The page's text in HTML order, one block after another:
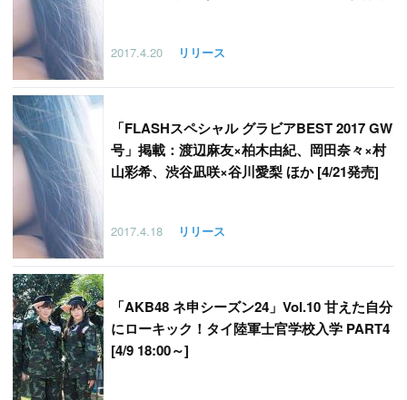
2017.4.20 リリース
「FLASHスペシャル グラビアBEST 2017 GW
号」掲載：渡辺麻友×柏木由紀、岡田奈々×村
山彩希、渋谷凪咲×谷川愛梨 ほか [4/21発売]
2017.4.18 リリース
「AKB48 ネ申シーズン24」Vol.10 甘えた自分
にローキック！タイ陸軍士官学校入学 PART4
[4/9 18:00～]